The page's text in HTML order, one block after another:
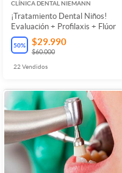
CLÍNICA DENTAL NIEMANN
¡Tratamiento Dental Niños!
Evaluación + Profilaxis + Flúor
50% $29.990
$60.000
22 Vendidos